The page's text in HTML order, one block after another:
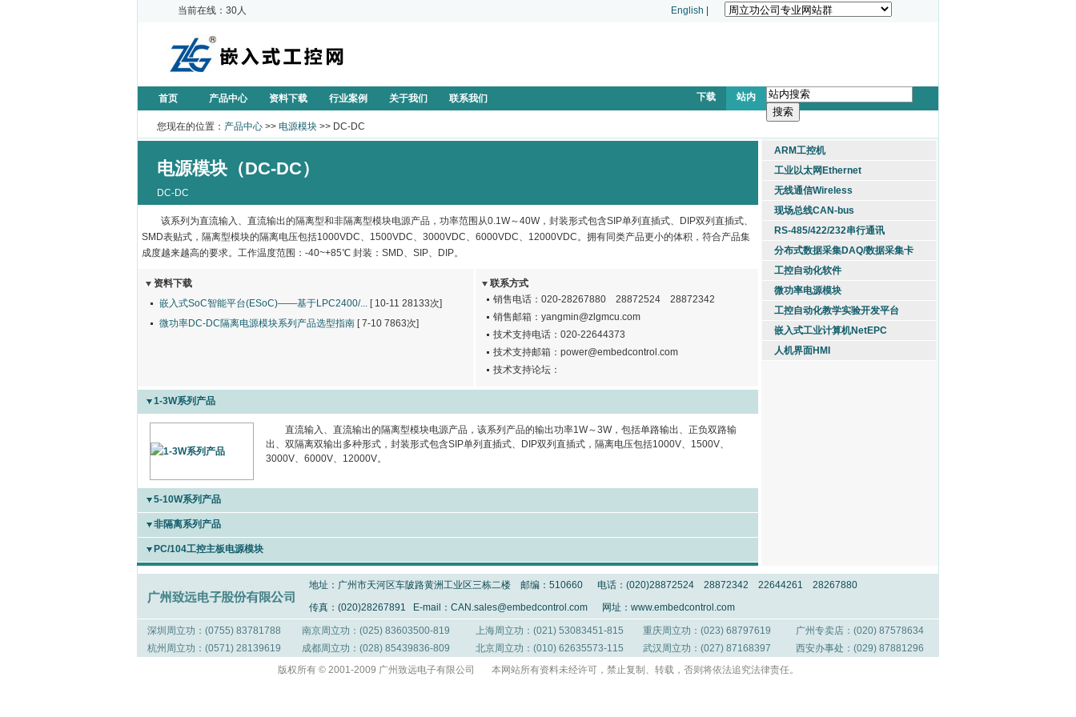
当前在线：30人 English
首页 产品中心 资料下载 行业案例 关于我们 联系我们 下载 站内
您现在的位置： 产品中心 >> 电源模块 >> DC-DC
电源模块（DC-DC）
DC-DC
该系列为直流输入、直流输出的隔离型和非隔离型模块电源产品，功率范围从0.1W～40W，封装形式包含SIP单列直插式、DIP双列直插式、
SMD表贴式，隔离型模块的隔离电压包括1000VDC、1500VDC、3000VDC、6000VDC、12000VDC。拥有同类产品更小的体积，符合产品集
成度越来越高的要求。工作温度范围：-40~+85℃ 封装：SMD、SIP、DIP。
资料下载
嵌入式SoC智能平台(ESoC)——基于LPC2400/... [10-11 28133次]
微功率DC-DC隔离电源模块系列产品选型指南 [7-10 7863次]
联系方式
销售电话：020-28267880 28872524 28872342
销售邮箱： yangmin@zlgmcu.com
技术支持电话：020-22644373
技术支持邮箱： power@embedcontrol.com
技术支持论坛：
1-3W系列产品
直流输入、直流输出的隔离型模块电源产品，该系列产品的输出功率1W～3W，包括单路输出、正负双路输
出、双隔离双输出多种形式，封装形式包含SIP单列直插式、DIP双列直插式，隔离电压包括1000V、1500V、
3000V、6000V、12000V。
5-10W系列产品
非隔离系列产品
PC/104工控主板电源模块
ARM工控机
工业以太网Ethernet
无线通信Wireless
现场总线CAN-bus
RS-485/422/232串行通讯
分布式数据采集DAQ/数据采集卡
工控自动化软件
微功率电源模块
工控自动化教学实验开发平台
嵌入式工业计算机NetEPC
人机界面HMI
地址：广州市天河区车陂路黄洲工业区三栋二楼 邮编：510660 电话：(020)28872524 28872342 22644261 28267880
传真：(020)28267891 E-mail： CAN.sales@embedcontrol.com 网址：www.embedcontrol.com
深圳周立功：(0755) 83781788 南京周立功：(025) 83603500-819 上海周立功：(021) 53083451-815 重庆周立功：(023) 68797619
广州专卖店：(020) 87578634
杭州周立功：(0571) 28139619
成都周立功：(028) 85439836-809 北京周立功：(010) 62635573-115 武汉周立功：(027) 87168397
西安办事处：(029) 87881296
版权所有 © 2001-2009 广州致远电子有限公司 本网站所有资料未经许可，禁止复制、转载，否则将依法追究法律责任。